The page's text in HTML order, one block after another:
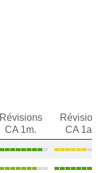
Révisions
CA 1m.
CA 1an